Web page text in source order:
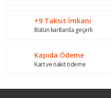
+9 Taksit İmkanı
Bütün kartlarda geçerli
Kapıda Ödeme
Kart ve nakit ödeme